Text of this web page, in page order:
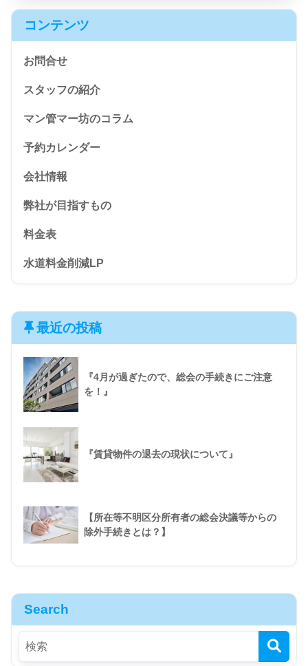
コンテンツ
お問合せ
スタッフの紹介
マン管マー坊のコラム
予約カレンダー
会社情報
弊社が目指すもの
料金表
水道料金削減LP
最近の投稿
『4月が過ぎたので、総会の手続きにご注意
を！』
『賃貸物件の退去の現状について』
【所在等不明区分所有者の総会決議等からの
除外手続きとは？】
Search